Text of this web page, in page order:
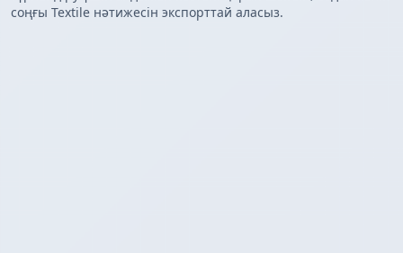
соңғы Textile нәтижесін экспорттай аласыз.